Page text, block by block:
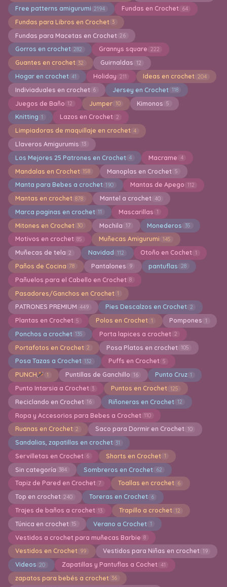
Free patterns amigurumi 2194 Fundas en Crochet 64
Fundas para Libros en Crochet 3
Fundas para Macetas en Crochet 26
Gorros en crochet 282 Grannys square 222
Guantes en crochet 32 Guirnaldas 12
Hogar en crochet 41 Holiday 211 Ideas en crochet 204
Indiviaduales en crochet 6 Jersey en Crochet 118
Juegos de Baño 12 Jumper 10 Kimonos 5
Knitting 1 Lazos en Crochet 2
Limpiadoras de maquillaje en crochet 4
Llaveros Amigurumis 13
Los Mejores 25 Patrones en Crochet 4 Macrame 4
Mandalas en Crochet 158 Manoplas en Crochet 5
Manta para Bebes a crochet 190 Mantas de Apego 112
Mantas en crochet 878 Mantel a crochet 40
Marca paginas en crochet 11 Mascarillas 1
Mitones en Crochet 30 Mochila 17 Monederos 35
Motivos en crochet 85 Muñecas Amigurumi 145
Muñecas de tela 2 Navidad 112 Otoño en Cochet 1
Paños de Cocina 78 Pantalones 9 pantuflas 28
Pañuelos para el Cabello en Crochet 8
Pasadores/Ganchos en Crochet 1
PATRONES PREMIUM 449 Pies Descalzos en Crochet 2
Plantas en Crochet 5 Polos en Crochet 1 Pompones 1
Ponchos a crochet 135 Porta lapices a crochet 2
Portafotos en Crochet 2 Posa Platos en crochet 105
Posa Tazas a Crochet 132 Puffs en Crochet 5
PUNCH 1 Puntillas de Ganchillo 16 Punto Cruz 1
Punto Intarsia a Crochet 3 Puntos en Crochet 125
Reciclando en Crochet 16 Riñoneras en Crochet 12
Ropa y Accesorios para Bebes a Crochet 110
Ruanas en Crochet 2 Saco para Dormir en Crochet 10
Sandalias, zapatillas en crochet 31
Servilletas en Crochet 6 Shorts en Crochet 1
Sin categoría 384 Sombreros en Crochet 62
Tapiz de Pared en Crochet 7 Toallas en crochet 6
Top en crochet 240 Toreras en Crochet 6
Trajes de baños a crochet 13 Trapillo a crochet 12
Túnica en crochet 15 Verano a Crochet 1
Vestidos a crochet para muñecas Barbie 8
Vestidos en Crochet 99 Vestidos para Niñas en crochet 19
Videos 20 Zapatillas y Pantuflas a Cochet 41
zapatos para bebés a crochet 36